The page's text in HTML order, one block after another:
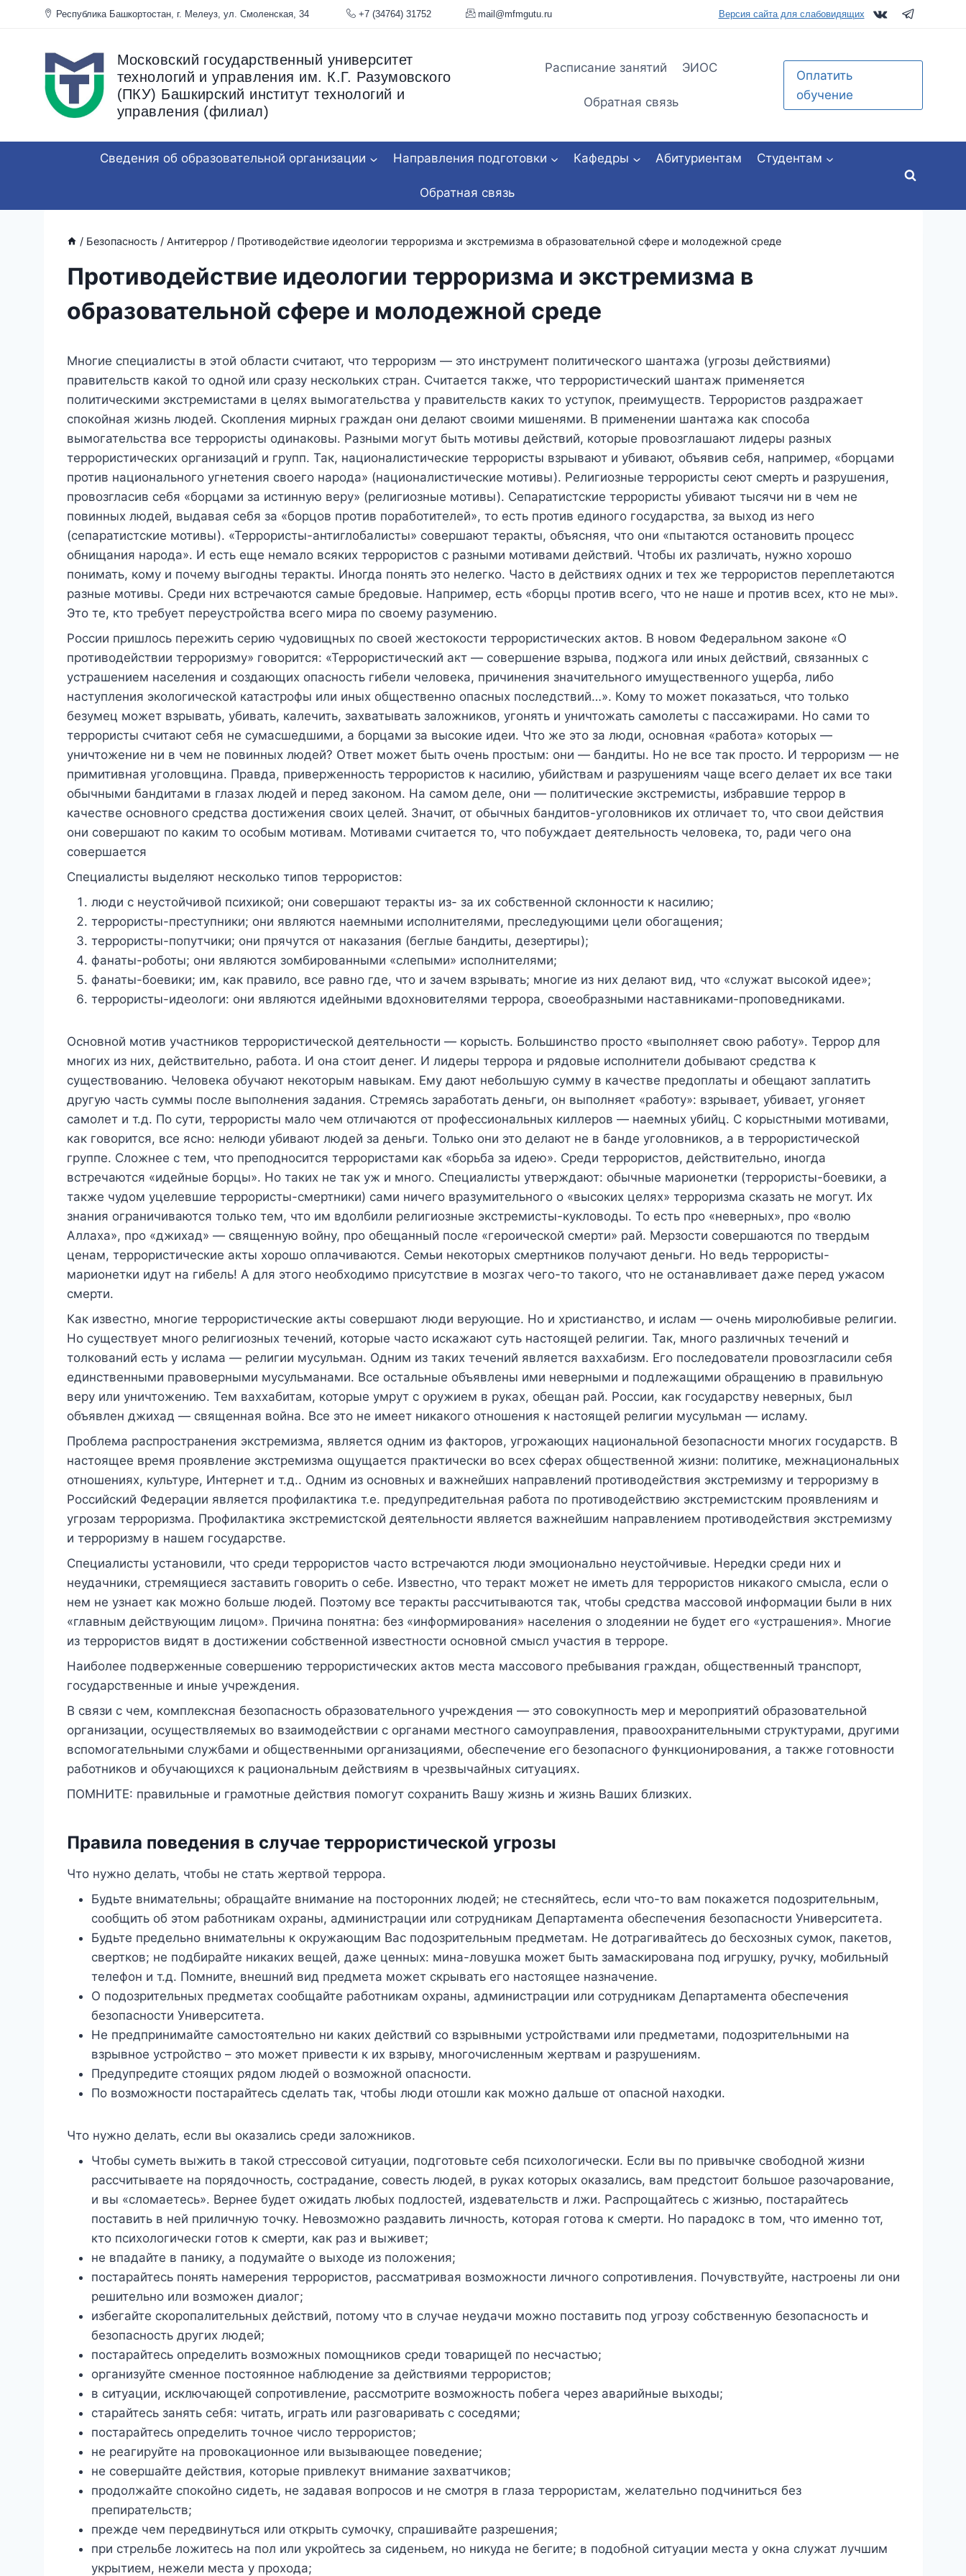
Перейти
Республика Башкортостан, г. Мелеуз, ул. Смоленская, 34 +7 (34764) 31752 mail@mfmgutu.ru Версия сайта для слабовидящих
Московский государственный университет
технологий и управления им. К.Г. Разумовского
(ПКУ) Башкирский институт технологий и
управления (филиал)
Расписание занятий ЭИОС
Обратная связь
Оплатить
обучение
Сведения об образовательной организации Направления подготовки Кафедры Абитуриентам Студентам
Обратная связь
/ Безопасность / Антитеррор / Противодействие идеологии терроризма и экстремизма в образовательной сфере и молодежной среде
Противодействие идеологии терроризма и экстремизма в
образовательной сфере и молодежной среде
Многие специалисты в этой области считают, что терроризм — это инструмент политического шантажа (угрозы действиями)
правительств какой то одной или сразу нескольких стран. Считается также, что террористический шантаж применяется
политическими экстремистами в целях вымогательства у правительств каких то уступок, преимуществ. Террористов раздражает
спокойная жизнь людей. Скопления мирных граждан они делают своими мишенями. В применении шантажа как способа
вымогательства все террористы одинаковы. Разными могут быть мотивы действий, которые провозглашают лидеры разных
террористических организаций и групп. Так, националистические террористы взрывают и убивают, объявив себя, например, «борцами
против национального угнетения своего народа» (националистические мотивы). Религиозные террористы сеют смерть и разрушения,
провозгласив себя «борцами за истинную веру» (религиозные мотивы). Сепаратистские террористы убивают тысячи ни в чем не
повинных людей, выдавая себя за «борцов против поработителей», то есть против единого государства, за выход из него
(сепаратистские мотивы). «Террористы-антиглобалисты» совершают теракты, объясняя, что они «пытаются остановить процесс
обнищания народа». И есть еще немало всяких террористов с разными мотивами действий. Чтобы их различать, нужно хорошо
понимать, кому и почему выгодны теракты. Иногда понять это нелегко. Часто в действиях одних и тех же террористов переплетаются
разные мотивы. Среди них встречаются самые бредовые. Например, есть «борцы против всего, что не наше и против всех, кто не мы».
Это те, кто требует переустройства всего мира по своему разумению.
России пришлось пережить серию чудовищных по своей жестокости террористических актов. В новом Федеральном законе «О
противодействии терроризму» говорится: «Террористический акт — совершение взрыва, поджога или иных действий, связанных с
устрашением населения и создающих опасность гибели человека, причинения значительного имущественного ущерба, либо
наступления экологической катастрофы или иных общественно опасных последствий…». Кому то может показаться, что только
безумец может взрывать, убивать, калечить, захватывать заложников, угонять и уничтожать самолеты с пассажирами. Но сами то
террористы считают себя не сумасшедшими, а борцами за высокие идеи. Что же это за люди, основная «работа» которых —
уничтожение ни в чем не повинных людей? Ответ может быть очень простым: они — бандиты. Но не все так просто. И терроризм — не
примитивная уголовщина. Правда, приверженность террористов к насилию, убийствам и разрушениям чаще всего делает их все таки
обычными бандитами в глазах людей и перед законом. На самом деле, они — политические экстремисты, избравшие террор в
качестве основного средства достижения своих целей. Значит, от обычных бандитов-уголовников их отличает то, что свои действия
они совершают по каким то особым мотивам. Мотивами считается то, что побуждает деятельность человека, то, ради чего она
совершается
Специалисты выделяют несколько типов террористов:
люди с неустойчивой психикой; они совершают теракты из- за их собственной склонности к насилию;
террористы-преступники; они являются наемными исполнителями, преследующими цели обогащения;
террористы-попутчики; они прячутся от наказания (беглые бандиты, дезертиры);
фанаты-роботы; они являются зомбированными «слепыми» исполнителями;
фанаты-боевики; им, как правило, все равно где, что и зачем взрывать; многие из них делают вид, что «служат высокой идее»;
террористы-идеологи: они являются идейными вдохновителями террора, своеобразными наставниками-проповедниками.
Основной мотив участников террористической деятельности — корысть. Большинство просто «выполняет свою работу». Террор для
многих из них, действительно, работа. И она стоит денег. И лидеры террора и рядовые исполнители добывают средства к
существованию. Человека обучают некоторым навыкам. Ему дают небольшую сумму в качестве предоплаты и обещают заплатить
другую часть суммы после выполнения задания. Стремясь заработать деньги, он выполняет «работу»: взрывает, убивает, угоняет
самолет и т.д. По сути, террористы мало чем отличаются от профессиональных киллеров — наемных убийц. С корыстными мотивами,
как говорится, все ясно: нелюди убивают людей за деньги. Только они это делают не в банде уголовников, а в террористической
группе. Сложнее с тем, что преподносится террористами как «борьба за идею». Среди террористов, действительно, иногда
встречаются «идейные борцы». Но таких не так уж и много. Специалисты утверждают: обычные марионетки (террористы-боевики, а
также чудом уцелевшие террористы-смертники) сами ничего вразумительного о «высоких целях» терроризма сказать не могут. Их
знания ограничиваются только тем, что им вдолбили религиозные экстремисты-кукловоды. То есть про «неверных», про «волю
Аллаха», про «джихад» — священную войну, про обещанный после «героической смерти» рай. Мерзости совершаются по твердым
ценам, террористические акты хорошо оплачиваются. Семьи некоторых смертников получают деньги. Но ведь террористы-
марионетки идут на гибель! А для этого необходимо присутствие в мозгах чего-то такого, что не останавливает даже перед ужасом
смерти.
Как известно, многие террористические акты совершают люди верующие. Но и христианство, и ислам — очень миролюбивые религии.
Но существует много религиозных течений, которые часто искажают суть настоящей религии. Так, много различных течений и
толкований есть у ислама — религии мусульман. Одним из таких течений является ваххабизм. Его последователи провозгласили себя
единственными правоверными мусульманами. Все остальные объявлены ими неверными и подлежащими обращению в правильную
веру или уничтожению. Тем ваххабитам, которые умрут с оружием в руках, обещан рай. России, как государству неверных, был
объявлен джихад — священная война. Все это не имеет никакого отношения к настоящей религии мусульман — исламу.
Проблема распространения экстремизма, является одним из факторов, угрожающих национальной безопасности многих государств. В
настоящее время проявление экстремизма ощущается практически во всех сферах общественной жизни: политике, межнациональных
отношениях, культуре, Интернет и т.д.. Одним из основных и важнейших направлений противодействия экстремизму и терроризму в
Российский Федерации является профилактика т.е. предупредительная работа по противодействию экстремистским проявлениям и
угрозам терроризма. Профилактика экстремистской деятельности является важнейшим направлением противодействия экстремизму
и терроризму в нашем государстве.
Специалисты установили, что среди террористов часто встречаются люди эмоционально неустойчивые. Нередки среди них и
неудачники, стремящиеся заставить говорить о себе. Известно, что теракт может не иметь для террористов никакого смысла, если о
нем не узнает как можно больше людей. Поэтому все теракты рассчитываются так, чтобы средства массовой информации были в них
«главным действующим лицом». Причина понятна: без «информирования» населения о злодеянии не будет его «устрашения». Многие
из террористов видят в достижении собственной известности основной смысл участия в терроре.
Наиболее подверженные совершению террористических актов места массового пребывания граждан, общественный транспорт,
государственные и иные учреждения.
В связи с чем, комплексная безопасность образовательного учреждения — это совокупность мер и мероприятий образовательной
организации, осуществляемых во взаимодействии с органами местного самоуправления, правоохранительными структурами, другими
вспомогательными службами и общественными организациями, обеспечение его безопасного функционирования, а также готовности
работников и обучающихся к рациональным действиям в чрезвычайных ситуациях.
ПОМНИТЕ: правильные и грамотные действия помогут сохранить Вашу жизнь и жизнь Ваших близких.
Правила поведения в случае террористической угрозы
Что нужно делать, чтобы не стать жертвой террора.
Будьте внимательны; обращайте внимание на посторонних людей; не стесняйтесь, если что-то вам покажется подозрительным,
сообщить об этом работникам охраны, администрации или сотрудникам Департамента обеспечения безопасности Университета.
Будьте предельно внимательны к окружающим Вас подозрительным предметам. Не дотрагивайтесь до бесхозных сумок, пакетов,
свертков; не подбирайте никаких вещей, даже ценных: мина-ловушка может быть замаскирована под игрушку, ручку, мобильный
телефон и т.д. Помните, внешний вид предмета может скрывать его настоящее назначение.
О подозрительных предметах сообщайте работникам охраны, администрации или сотрудникам Департамента обеспечения
безопасности Университета.
Не предпринимайте самостоятельно ни каких действий со взрывными устройствами или предметами, подозрительными на
взрывное устройство – это может привести к их взрыву, многочисленным жертвам и разрушениям.
Предупредите стоящих рядом людей о возможной опасности.
По возможности постарайтесь сделать так, чтобы люди отошли как можно дальше от опасной находки.
Что нужно делать, если вы оказались среди заложников.
Чтобы суметь выжить в такой стрессовой ситуации, подготовьте себя психологически. Если вы по привычке свободной жизни
рассчитываете на порядочность, сострадание, совесть людей, в руках которых оказались, вам предстоит большое разочарование,
и вы «сломаетесь». Вернее будет ожидать любых подлостей, издевательств и лжи. Распрощайтесь с жизнью, постарайтесь
поставить в ней приличную точку. Невозможно раздавить личность, которая готова к смерти. Но парадокс в том, что именно тот,
кто психологически готов к смерти, как раз и выживет;
не впадайте в панику, а подумайте о выходе из положения;
постарайтесь понять намерения террористов, рассматривая возможности личного сопротивления. Почувствуйте, настроены ли они
решительно или возможен диалог;
избегайте скоропалительных действий, потому что в случае неудачи можно поставить под угрозу собственную безопасность и
безопасность других людей;
постарайтесь определить возможных помощников среди товарищей по несчастью;
организуйте сменное постоянное наблюдение за действиями террористов;
в ситуации, исключающей сопротивление, рассмотрите возможность побега через аварийные выходы;
старайтесь занять себя: читать, играть или разговаривать с соседями;
постарайтесь определить точное число террористов;
не реагируйте на провокационное или вызывающее поведение;
не совершайте действия, которые привлекут внимание захватчиков;
продолжайте спокойно сидеть, не задавая вопросов и не смотря в глаза террористам, желательно подчиниться без
препирательств;
прежде чем передвинуться или открыть сумочку, спрашивайте разрешения;
при стрельбе ложитесь на пол или укройтесь за сиденьем, но никуда не бегите; в подобной ситуации места у окна служат лучшим
укрытием, нежели места у прохода;